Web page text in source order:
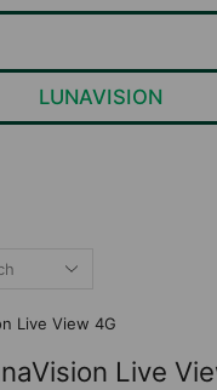
LUNAVISION
Live